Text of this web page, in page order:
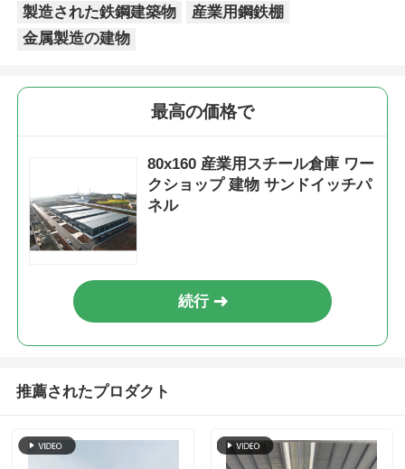
すべての場合
鋼構造ワークショップ
鋼筋構造の倉庫
鋼鉄構造の棚
重い鉄骨構造
製造された鉄鋼建築物
産業用鋼鉄棚
金属製造の建物
最高の価格で
80x160 産業用スチール倉庫 ワー
クショップ 建物 サンドイッチパ
ネル
続行
推薦されたプロダクト